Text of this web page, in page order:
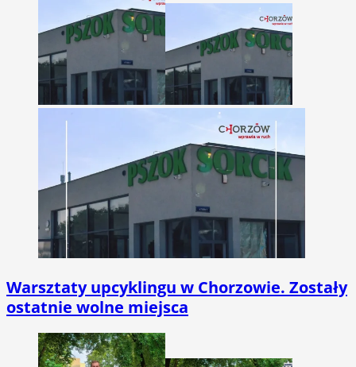
Warsztaty upcyklingu w Chorzowie. Zostały
ostatnie wolne miejsca